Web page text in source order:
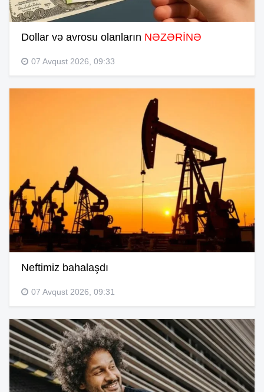
Dollar və avrosu olanların NƏZƏRİNƏ
07 Avqust 2026, 09:33
Neftimiz bahalaşdı
07 Avqust 2026, 09:31